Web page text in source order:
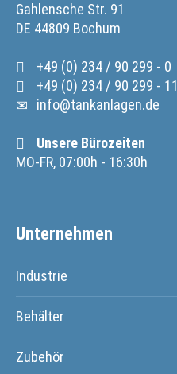
Gahlensche Str. 91
DE 44809 Bochum
+49 (0) 234 / 90 299 - 0
+49 (0) 234 / 90 299 - 11
info@tankanlagen.de
Unsere Bürozeiten
MO-FR, 07:00h - 16:30h
Unternehmen
Industrie
Behälter
Zubehör